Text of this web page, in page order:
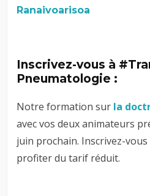
Ranaivoarisoa
Inscrivez-vous à
Pneumatologie :
Notre formation sur la
avec vos deux animateurs
juin prochain. Inscrivez-
profiter du tarif réduit.